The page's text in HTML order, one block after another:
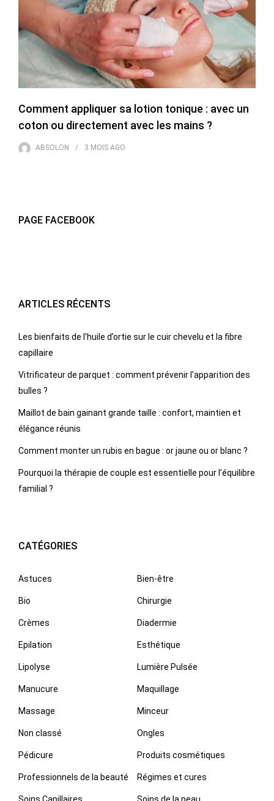
Comment appliquer sa lotion tonique : avec un
coton ou directement avec les mains ?
ABSOLON 3 MOIS AGO
PAGE FACEBOOK
ARTICLES RÉCENTS
Les bienfaits de l’huile d’ortie sur le cuir chevelu et la fibre
capillaire
Vitrificateur de parquet : comment prévenir l’apparition des
bulles ?
Maillot de bain gainant grande taille : confort, maintien et
élégance réunis
Comment monter un rubis en bague : or jaune ou or blanc ?
Pourquoi la thérapie de couple est essentielle pour l’équilibre
familial ?
CATÉGORIES
Astuces Bien-être
Bio Chirurgie
Crèmes Diadermie
Epilation Esthétique
Lipolyse Lumière Pulsée
Manucure Maquillage
Massage Minceur
Non classé Ongles
Pédicure Produits cosmétiques
Professionnels de la beauté Régimes et cures